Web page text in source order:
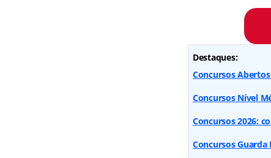
Destaques:
Concursos
Concursos Nível
Concursos 2026:
Concursos